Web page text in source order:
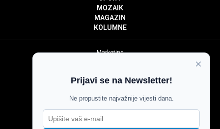
MOZAIK
MAGAZIN
KOLUMNE
Marketing
Impressum
Pravila komentiranja
Agroglas
×
Prijavi se na Newsletter!
Ne propustite najvažnije vijesti dana.